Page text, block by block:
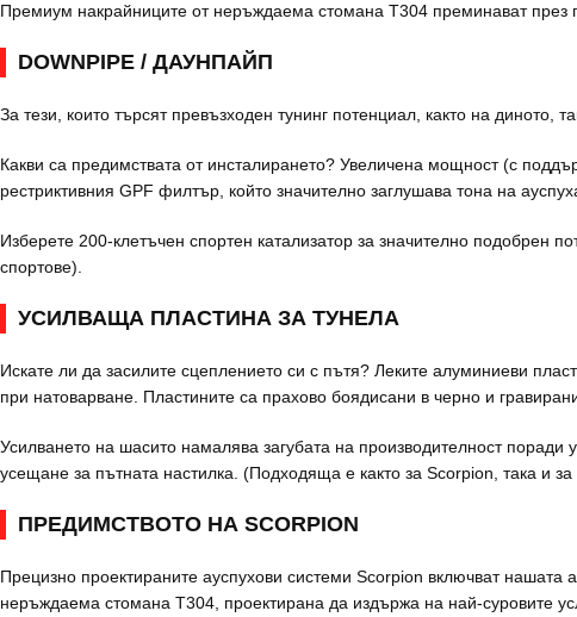
Премиум накрайниците от неръждаема стомана T304 преминават през
DOWNPIPE / ДАУНПАЙП
За тези, които търсят превъзходен тунинг потенциал, както на
Какви са предимствата от инсталирането? Увеличена мощност (с
рестриктивния GPF филтър, който значително заглушава тона на
Изберете 200-клетъчен спортен катализатор за значително подобрен
спортове).
УСИЛВАЩА ПЛАСТИНА ЗА ТУНЕЛА
Искате ли да засилите сцеплението си с пътя? Леките алуминиеви
при натоварване. Пластините са прахово боядисани в черно и
Усилването на шасито намалява загубата на производителност
усещане за пътната настилка. (Подходяща е както за Scorpion, така и
ПРЕДИМСТВОТО НА SCORPION
Прецизно проектираните ауспухови системи Scorpion включват нашата
неръждаема стомана T304, проектирана да издържа на най-суровите